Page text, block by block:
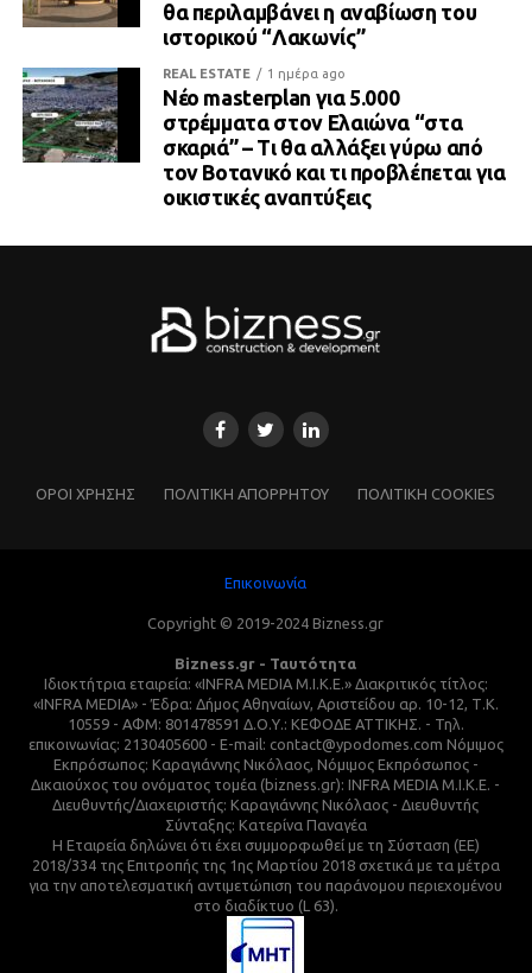
θα περιλαμβάνει η αναβίωση του
ιστορικού “Λακωνίς”
REAL ESTATE 1 ημέρα ago
Νέο masterplan για 5.000
στρέμματα στον Ελαιώνα “στα
σκαριά” – Τι θα αλλάξει γύρω από
τον Βοτανικό και τι προβλέπεται για
οικιστικές αναπτύξεις
ΌΡΟΙ ΧΡΗΣΗΣ ΠΟΛΙΤΙΚΗ ΑΠΟΡΡΗΤΟΥ ΠΟΛΙΤΙΚΗ COOKIES
Επικοινωνία
Copyright © 2019-2024 Bizness.gr
Bizness.gr - Ταυτότητα
Ιδιοκτήτρια εταιρεία: «INFRA MEDIA M.I.K.E.» Διακριτικός τίτλος:
«INFRA MEDIA» - Έδρα: Δήμος Αθηναίων, Αριστείδου αρ. 10-12, Τ.Κ.
10559 - ΑΦΜ: 801478591 Δ.Ο.Υ.: ΚΕΦΟΔΕ ΑΤΤΙΚΗΣ. - Τηλ.
επικοινωνίας: 2130405600 - E-mail: contact@ypodomes.com Νόμιμος
Εκπρόσωπος: Καραγιάννης Νικόλαος, Νόμιμος Εκπρόσωπος -
Δικαιούχος του ονόματος τομέα (bizness.gr): INFRA MEDIA M.I.K.E. -
Διευθυντής/Διαχειριστής: Καραγιάννης Νικόλαος - Διευθυντής
Σύνταξης: Κατερίνα Παναγέα
Η Εταιρεία δηλώνει ότι έχει συμμορφωθεί με τη Σύσταση (ΕΕ)
2018/334 της Επιτροπής της 1ης Μαρτίου 2018 σχετικά με τα μέτρα
για την αποτελεσματική αντιμετώπιση του παράνομου περιεχομένου
στο διαδίκτυο (L 63).